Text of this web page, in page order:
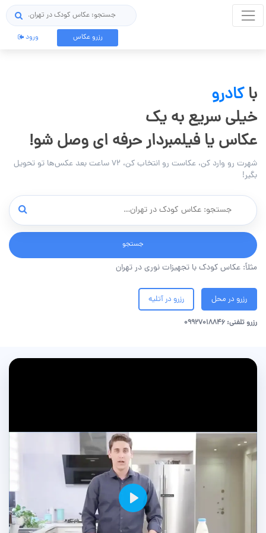
جستجو
رزرو عکاس ورود
باکادرو
خیلی سریع به یک
عکاس یا فیلمبردار حرفه ای وصل شو!
شهرت رو وارد کن، عکاست رو انتخاب کن، ۷۲ ساعت بعد عکس‌ها تو تحویل
بگیر!
جستجو
جستجو
مثلاً: عکاس کودک با تجهیزات نوری در تهران
رزرو در محل رزرو در آتلیه
رزرو تلفنی: 09927018846
Play